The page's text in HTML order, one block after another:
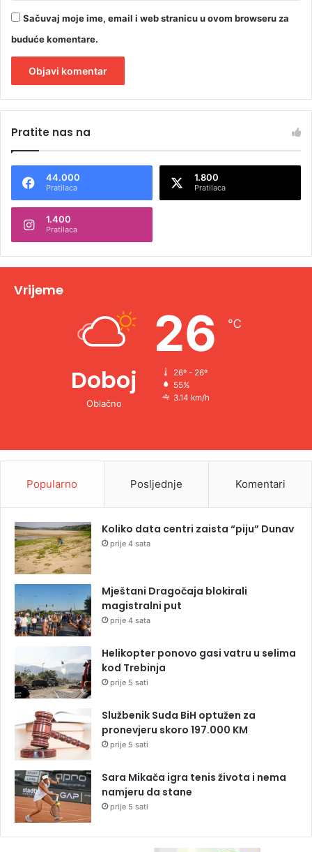
Sačuvaj moje ime, email i web stranicu u ovom browseru za
buduće komentare.
t
n
t
v
Pratite nas na
44.000
Pratilaca
1.800
Pratilaca
1.400
Pratilaca
Vrijeme
Doboj
Oblačno
26 ℃
26º - 26º
55%
3.14 km/h
Popularno Posljednje Komentari
Koliko data centri zaista “piju” Dunav
prije 4 sata
Mještani Dragočaja blokirali
magistralni put
prije 4 sata
Helikopter ponovo gasi vatru u selima
kod Trebinja
prije 5 sati
Službenik Suda BiH optužen za
pronevjeru skoro 197.000 KM
prije 5 sati
Sara Mikača igra tenis života i nema
namjeru da stane
prije 5 sati